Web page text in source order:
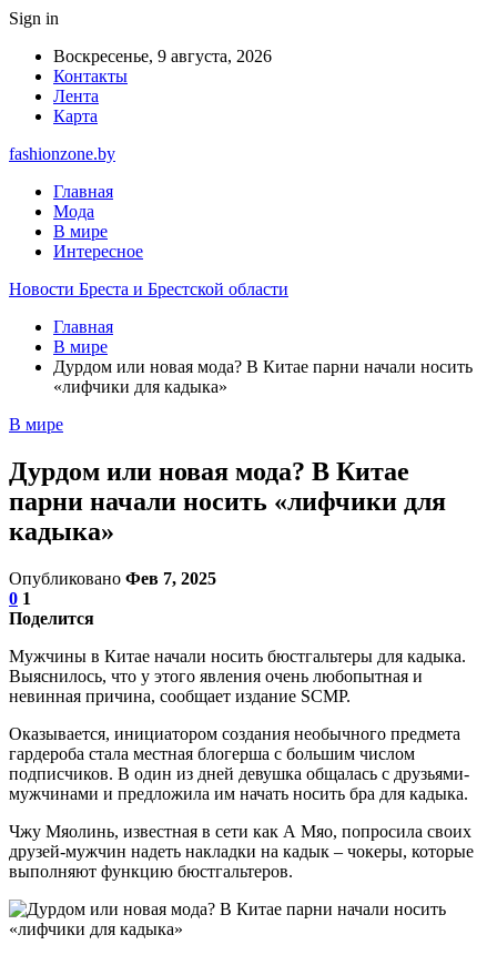
Sign in
Воскресенье, 9 августа, 2026
Контакты
Лента
Карта
fashionzone.by
Главная
Мода
В мире
Интересное
Новости Бреста и Брестской области
Главная
В мире
Дурдом или новая мода? В Китае парни начали носить
«лифчики для кадыка»
В мире
Дурдом или новая мода? В Китае
парни начали носить «лифчики для
кадыка»
Опубликовано Фев 7, 2025
0 1
Поделится
Мужчины в Китае начали носить бюстгальтеры для кадыка.
Выяснилось, что у этого явления очень любопытная и
невинная причина, сообщает издание SCMP.
Оказывается, инициатором создания необычного предмета
гардероба стала местная блогерша с большим числом
подписчиков. В один из дней девушка общалась с друзьями-
мужчинами и предложила им начать носить бра для кадыка.
Чжу Мяолинь, известная в сети как А Мяо, попросила своих
друзей-мужчин надеть накладки на кадык – чокеры, которые
выполняют функцию бюстгальтеров.